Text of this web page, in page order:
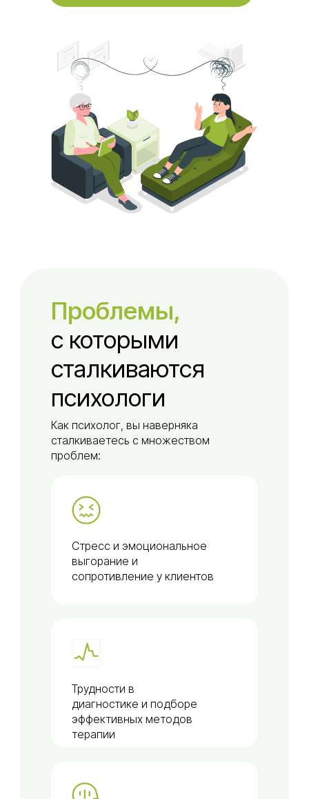
Как психолог, вы наверняка
сталкиваетесь с множеством
проблем:
Трудности в
диагностике и подборе
эффективных методов
терапии
Стресс и эмоциональное
выгорание и
сопротивление у клиентов
Проблемы,
с которыми
сталкиваются
психологи